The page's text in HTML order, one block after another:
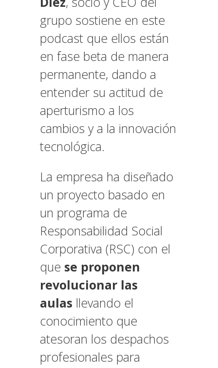
grupo sostiene en este
podcast que ellos están
en fase beta de manera
permanente, dando a
entender su actitud de
aperturismo a los
cambios y a la innovación
tecnológica.
La empresa ha diseñado
un proyecto basado en
un programa de
Responsabilidad Social
Corporativa (RSC) con el
que se proponen
revolucionar las
aulas llevando el
conocimiento que
atesoran los despachos
profesionales para